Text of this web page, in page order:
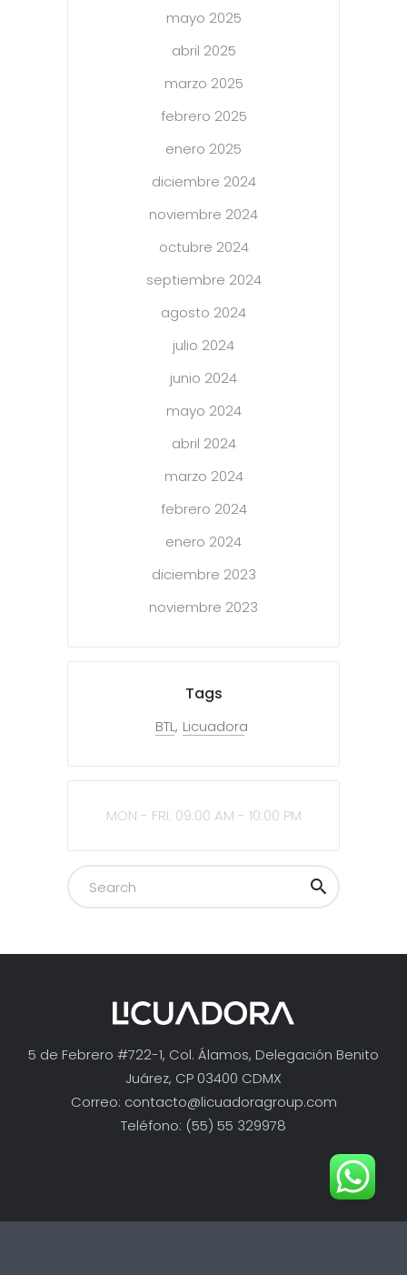
mayo 2025
abril 2025
marzo 2025
febrero 2025
enero 2025
diciembre 2024
noviembre 2024
octubre 2024
septiembre 2024
agosto 2024
julio 2024
junio 2024
mayo 2024
abril 2024
marzo 2024
febrero 2024
enero 2024
diciembre 2023
noviembre 2023
Tags
BTL Licuadora
MON - FRI: 09:00 AM - 10:00 PM
5 de Febrero #722-1, Col. Álamos, Delegación Benito
Juárez, CP 03400 CDMX
Correo: contacto@licuadoragroup.com
Teléfono: (55) 55 329978